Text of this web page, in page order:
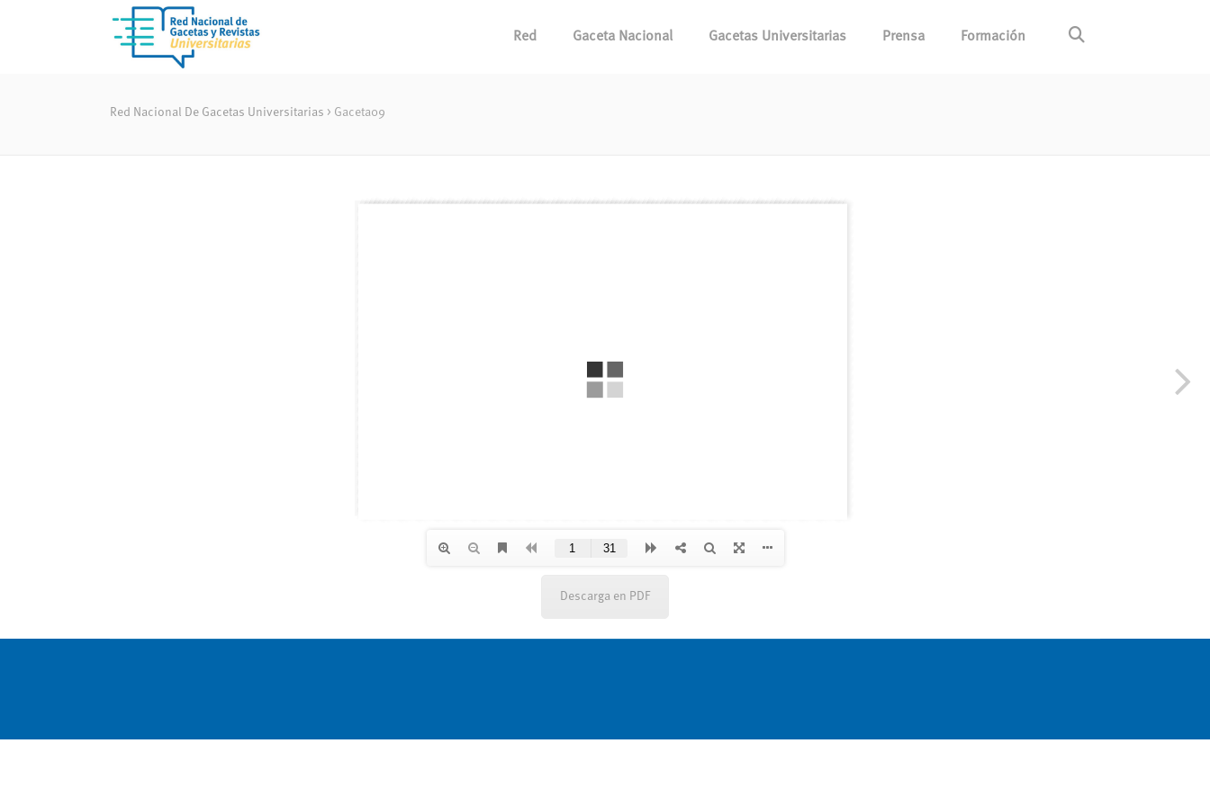
Red Gaceta Nacional Gacetas Universitarias Prensa Formación
Red Nacional De Gacetas Universitarias > Gaceta09
Descarga en PDF